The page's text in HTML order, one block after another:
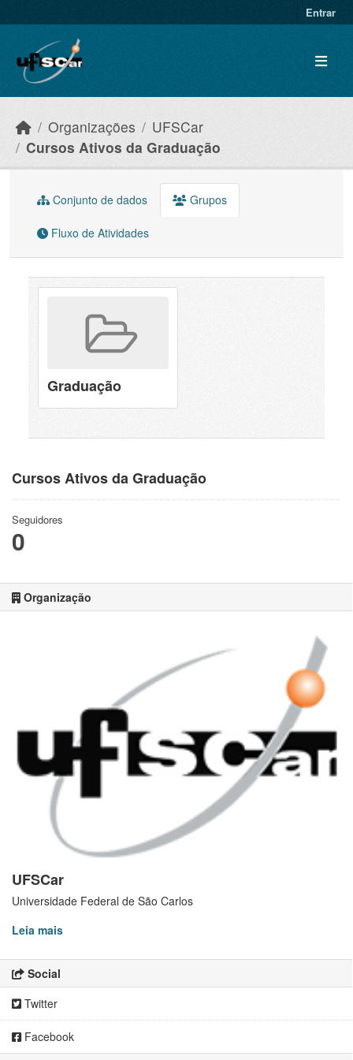
Entrar
Organizações
UFSCar
Cursos Ativos da Graduação
Cursos Ativos da Graduação
Seguidores
0
Organização
UFSCar
Universidade Federal de São Carlos
Leia mais
Social
Twitter
Facebook
Conjunto de dados Grupos
Fluxo de Atividades
Graduação